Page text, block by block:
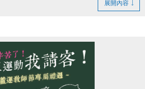
展開內容